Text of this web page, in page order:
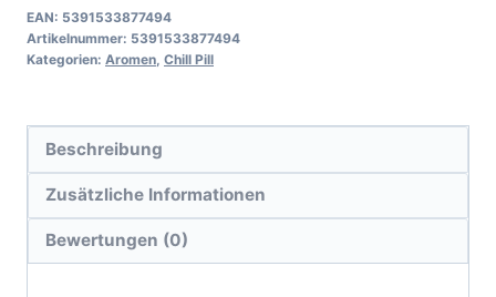
EAN: 5391533877494
Artikelnummer: 5391533877494
Kategorien: Aromen, Chill Pill
Beschreibung
Zusätzliche Informationen
Bewertungen (0)